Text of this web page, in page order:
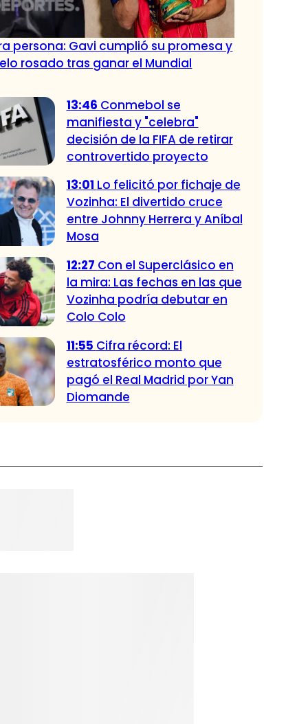
persona: Gavi cumplió su promesa y
rosado tras ganar el Mundial
13:46 Conmebol se
manifiesta y "celebra"
decisión de la FIFA de retirar
controvertido proyecto
13:01 Lo felicitó por fichaje de
Vozinha: El divertido cruce
entre Johnny Herrera y Aníbal
Mosa
12:27 Con el Superclásico en
la mira: Las fechas en las que
Vozinha podría debutar en
Colo Colo
11:55 Cifra récord: El
estratosférico monto que
pagó el Real Madrid por Yan
Diomande